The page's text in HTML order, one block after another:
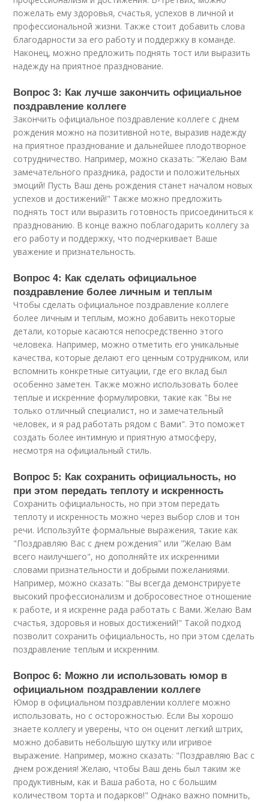
пожелать ему здоровья, счастья, успехов в личной и
профессиональной жизни. Также стоит добавить слова
благодарности за его работу и поддержку в команде.
Наконец, можно предложить поднять тост или выразить
надежду на приятное празднование.
Вопрос 3: Как лучше закончить официальное
поздравление коллеге
Закончить официальное поздравление коллеге с днем
рождения можно на позитивной ноте, выразив надежду
на приятное празднование и дальнейшее плодотворное
сотрудничество. Например, можно сказать: "Желаю Вам
замечательного праздника, радости и положительных
эмоций! Пусть Ваш день рождения станет началом новых
успехов и достижений!" Также можно предложить
поднять тост или выразить готовность присоединиться к
празднованию. В конце важно поблагодарить коллегу за
его работу и поддержку, что подчеркивает Ваше
уважение и признательность.
Вопрос 4: Как сделать официальное
поздравление более личным и теплым
Чтобы сделать официальное поздравление коллеге
более личным и теплым, можно добавить некоторые
детали, которые касаются непосредственно этого
человека. Например, можно отметить его уникальные
качества, которые делают его ценным сотрудником, или
вспомнить конкретные ситуации, где его вклад был
особенно заметен. Также можно использовать более
теплые и искренние формулировки, такие как "Вы не
только отличный специалист, но и замечательный
человек, и я рад работать рядом с Вами". Это поможет
создать более интимную и приятную атмосферу,
несмотря на официальный стиль.
Вопрос 5: Как сохранить официальность, но
при этом передать теплоту и искренность
Сохранить официальность, но при этом передать
теплоту и искренность можно через выбор слов и тон
речи. Используйте формальные выражения, такие как
"Поздравляю Вас с днем рождения" или "Желаю Вам
всего наилучшего", но дополняйте их искренними
словами признательности и добрыми пожеланиями.
Например, можно сказать: "Вы всегда демонстрируете
высокий профессионализм и добросовестное отношение
к работе, и я искренне рада работать с Вами. Желаю Вам
счастья, здоровья и новых достижений!" Такой подход
позволит сохранить официальность, но при этом сделать
поздравление теплым и искренним.
Вопрос 6: Можно ли использовать юмор в
официальном поздравлении коллеге
Юмор в официальном поздравлении коллеге можно
использовать, но с осторожностью. Если Вы хорошо
знаете коллегу и уверены, что он оценит легкий штрих,
можно добавить небольшую шутку или игривое
выражение. Например, можно сказать: "Поздравляю Вас с
днем рождения! Желаю, чтобы Ваш день был таким же
продуктивным, как и Ваша работа, но с большим
количеством торта и подарков!" Однако важно помнить,